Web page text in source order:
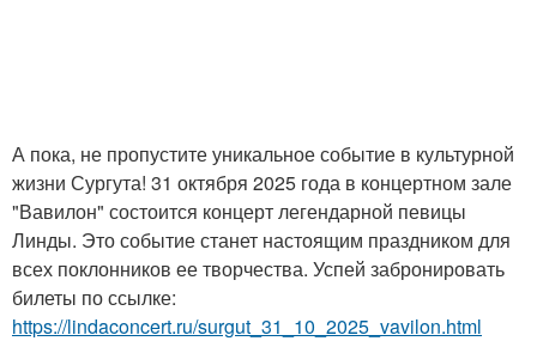
А пока, не пропустите уникальное событие в культурной
жизни Сургута! 31 октября 2025 года в концертном зале
"Вавилон" состоится концерт легендарной певицы
Линды. Это событие станет настоящим праздником для
всех поклонников ее творчества. Успей забронировать
билеты по ссылке:
https://lindaconcert.ru/surgut_31_10_2025_vavilon.html